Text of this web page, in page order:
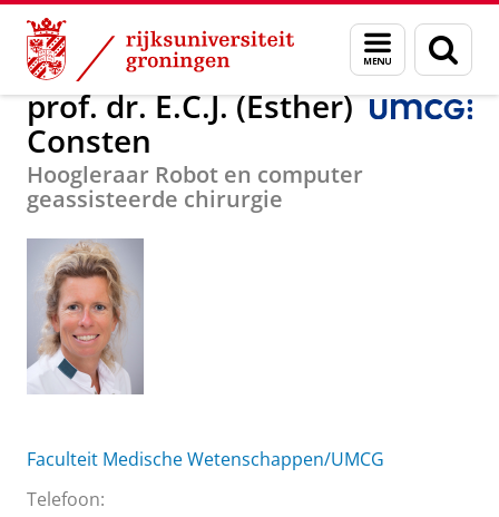
Skip
Content
Skip
Navigation
Menu
en
zoeken
Over ons prof. dr. E.C.J. (Esther) Consten
prof. dr. E.C.J. (Esther)
Consten
Hoogleraar Robot en computer
geassisteerde chirurgie
Faculteit Medische Wetenschappen/UMCG
Telefoon: